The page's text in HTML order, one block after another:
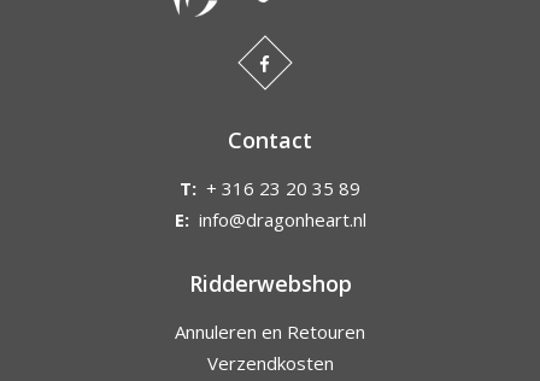
Contact
T: + 316 23 20 35 89
E: info@dragonheart.nl
Ridderwebshop
Annuleren en Retouren
Verzendkosten